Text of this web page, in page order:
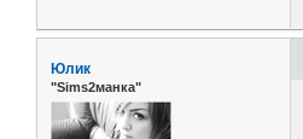
Юлик
"Sims2манка"